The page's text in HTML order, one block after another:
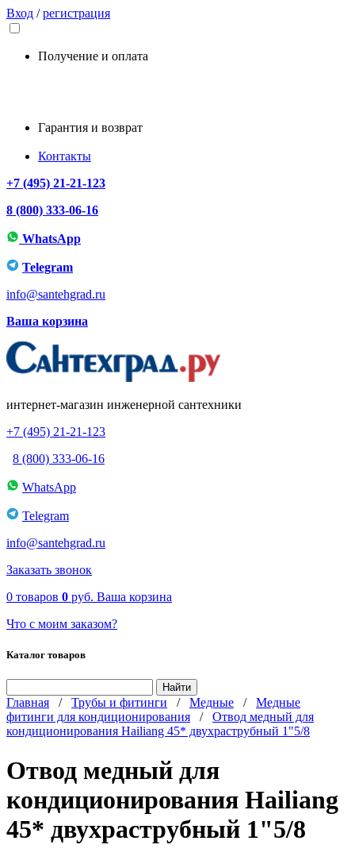
Вход /регистрация
Получение и оплата
Гарантия и возврат
Контакты
+7 (495) 21-21-123
8 (800) 333-06-16
WhatsApp
Telegram
info@santehgrad.ru
Ваша корзина
интернет-магазин инженерной сантехники
+7 (495) 21-21-123
8 (800) 333-06-16
WhatsApp
Telegram
info@santehgrad.ru
Заказать звонок
0 товаров 0 руб. Ваша корзина
Что с моим заказом?
Каталог товаров
Главная / Трубы и фитинги / Медные / Медные
фитинги для кондиционирования / Отвод медный для
кондиционирования Hailiang 45* двухраструбный 1"5/8
Отвод медный для
кондиционирования Hailiang
45* двухраструбный 1"5/8